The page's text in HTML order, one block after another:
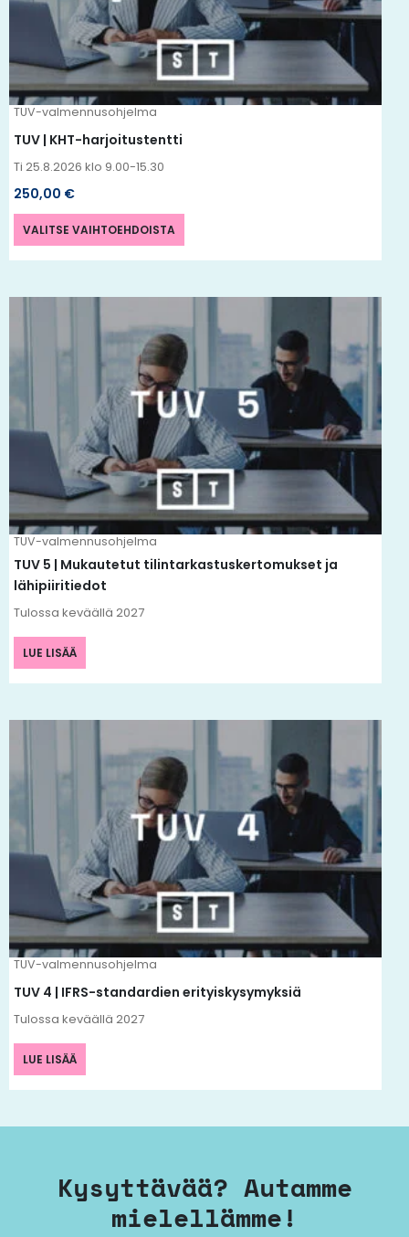
TUV-valmennusohjelma
TUV | KHT-harjoitustentti
Ti 25.8.2026 klo 9.00-15.30
250,00 €
VALITSE VAIHTOEHDOISTA
Voit
tehdä
valinnat
tuotteen
TUV-valmennusohjelma
TUV 5 | Mukautetut tilintarkastuskertomukset ja
lähipiiritiedot
Tulossa keväällä 2027
LUE LISÄÄ
TUV-valmennusohjelma
TUV 4 | IFRS-standardien erityiskysymyksiä
Tulossa keväällä 2027
LUE LISÄÄ
Kysyttävää? Autamme
mielellämme!